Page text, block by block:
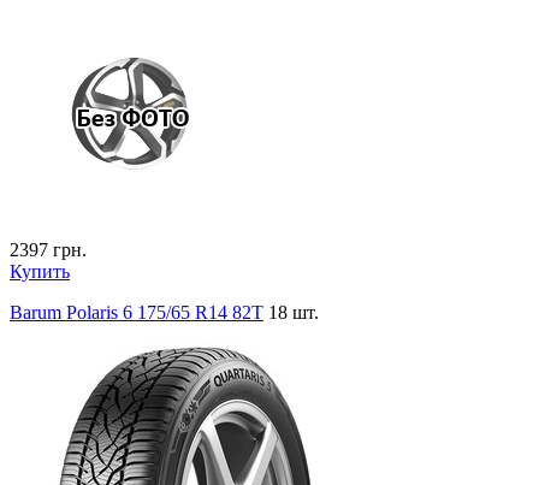
2397 грн.
Купить
Barum Polaris 6 175/65 R14 82T 18 шт.